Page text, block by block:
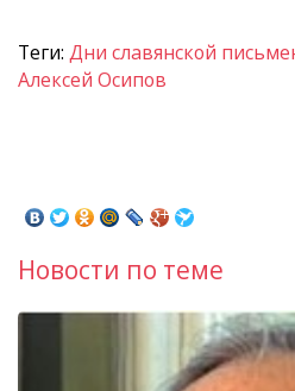
Теги: Дни славянской
Алексей Осипов
Новости по теме